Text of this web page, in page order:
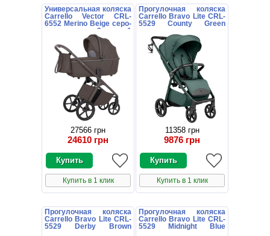
Универсальная коляска
Carrello Vector CRL-
6552 Merino Beige серо-
коричневая 2 в 1
люлька и блок
27566 грн
24610 грн
Купить в 1 клик
Прогулочная коляска
Carrello Bravo Lite CRL-
5529 County Green
подстаканником
11358 грн
9876 грн
Купить в 1 клик
Прогулочная коляска
Carrello Bravo Lite CRL-
5529 Derby Brown
Прогулочная коляска
Carrello Bravo Lite CRL-
5529 Midnight Blue